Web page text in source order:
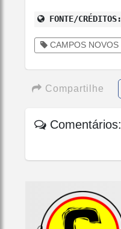
FONTE/CRÉDITOS:
CAMPOS NOVOS
Compartilhe
Comentários: